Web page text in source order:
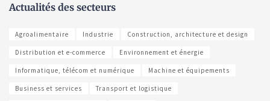
Actualités des secteurs
Agroalimentaire Industrie Construction, architecture et design
Distribution et e-commerce Environnement et énergie
Informatique, télécom et numérique Machine et équipements
Business et services Transport et logistique